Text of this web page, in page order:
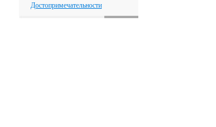
Достопримечательности